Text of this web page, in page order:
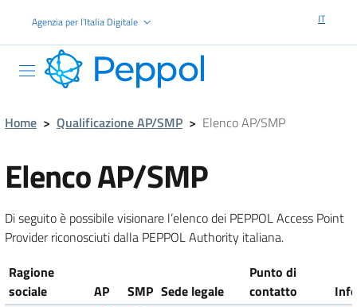
Vai al contenuto principale
Agenzia per l'Italia Digitale IT
Home > Qualificazione AP/SMP > Elenco AP/SMP
Elenco AP/SMP
Di seguito è possibile visionare l’elenco dei PEPPOL Access Point
Provider riconosciuti dalla PEPPOL Authority italiana.
Ragione
sociale
AP SMP Sede legale
Punto di
contatto